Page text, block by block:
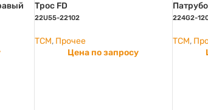
Трос FD
22U55-22102
TCM, Прочее
Цена по запросу
224G2-
TCM,